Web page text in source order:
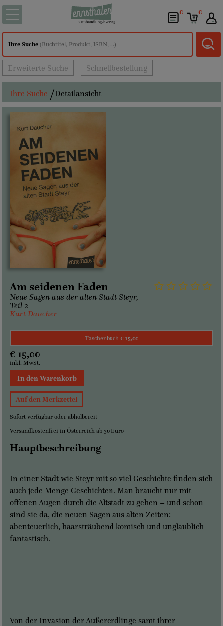
0 0
Ihre Suche (Buchtitel, Produkt, ISBN, ...)
Erweiterte Suche Schnellbestellung
Ihre Suche Detailansicht
Am seidenen Faden
Neue Sagen aus der alten Stadt Steyr,
Teil 2
Kurt Daucher
Taschenbuch € 15,00
€ 15,00
inkl. MwSt.
In den Warenkorb
Auf den Merkzettel
Sofort verfügbar oder abholbereit
Versandkostenfrei in Österreich ab 30 Euro
Hauptbeschreibung
In einer Stadt wie Steyr mit so viel Geschichte finden sich
auch jede Menge Geschichten. Man braucht nur mit
offenen Augen durch die Altstadt zu gehen – und schon
sind sie da, die neuen Sagen aus alten Zeiten:
abenteuerlich, haarsträubend komisch und unglaublich
fantastisch.
Von der Invasion der Außererdlinge samt ihrer